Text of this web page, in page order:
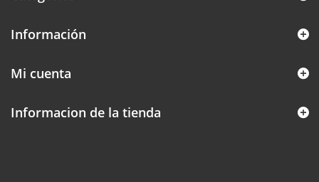
Información
Mi cuenta
Informacion de la tienda